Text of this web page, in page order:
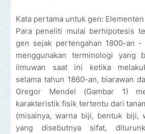
Kata pertama untuk gen:
Para peneliti mulai berhipotesis
gen sejak pertengahan 1800-an -
menggunakan terminologi yang
ilmuwan saat ini ketika
selama tahun 1860-an, biarawan
Gregor Mendel (Gambar 1)
karakteristik fisik tertentu dari
(misalnya, warna biji, bentuk biji,
yang disebutnya sifat,